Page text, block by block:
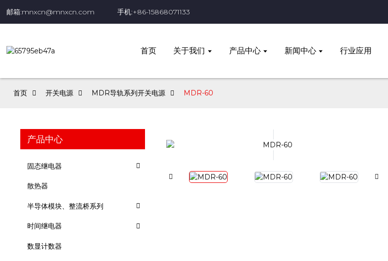
邮箱:mnxcn@mnxcn.com 手机:+86-15868071133
首页 关于我们 产品中心 新闻中心 行业应用
首页 开关电源 MDR导轨系列开关电源 MDR-60
产品中心
固态继电器
散热器
半导体模块、整流桥系列
时间继电器
数显计数器